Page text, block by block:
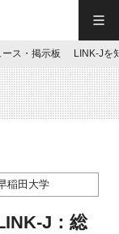
ース・掲示板 LINK-Jを
稲田大学
J：総